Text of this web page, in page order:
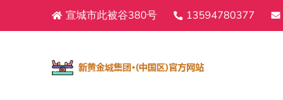
宣城市此被谷380号 13594780377